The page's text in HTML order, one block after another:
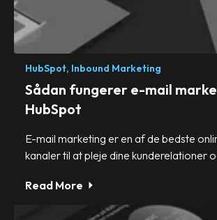
HubSpot, Inbound Marketing
Sådan fungerer e-mail
HubSpot
E-mail marketing er en af de bedste
kanaler til at pleje dine kunderelationer
Read More